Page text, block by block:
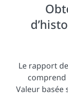
Le rapport
Valeur basée